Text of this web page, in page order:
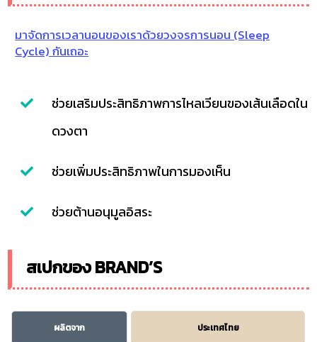
มาจัดการเวลานอนของเราด้วยวงจรการนอน (Sleep
Cycle) กันเถอะ
ช่วยเสริมประสิทธิภาพการไหลเวียนของเส้นเลือดใน
ดวงตา
ช่วยเพิ่มประสิทธิภาพในการมองเห็น
ช่วยต้านอนุมูลอิสระ
สเปกของ BRAND’S
ผลิตจาก ประเทศไทย